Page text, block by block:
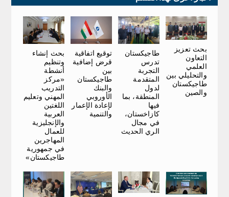
بحث تعزيز
التعاون
العلمي
والتحليلي بين
طاجيكستان
والصين
طاجيكستان
تدرس
التجربة
المتقدمة
لدول
المنطقة، بما
فيها
كازاخستان،
في مجال
الري الحديث
توقيع اتفاقية
قرض إضافية
بين
طاجيكستان
والبنك
الأوروبي
لإعادة الإعمار
والتنمية
بحث إنشاء
وتنظيم
أنشطة
«مركز
التدريب
المهني وتعليم
اللغتين
العربية
والإنجليزية
للعمال
المهاجرين
في جمهورية
طاجيكستان»